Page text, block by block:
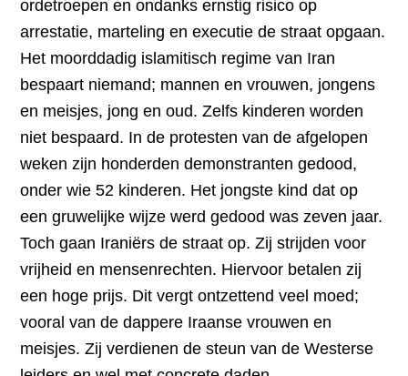
ordetroepen en ondanks ernstig risico op
arrestatie, marteling en executie de straat opgaan.
Het moorddadig islamitisch regime van Iran
bespaart niemand; mannen en vrouwen, jongens
en meisjes, jong en oud. Zelfs kinderen worden
niet bespaard. In de protesten van de afgelopen
weken zijn honderden demonstranten gedood,
onder wie 52 kinderen. Het jongste kind dat op
een gruwelijke wijze werd gedood was zeven jaar.
Toch gaan Iraniërs de straat op. Zij strijden voor
vrijheid en mensenrechten. Hiervoor betalen zij
een hoge prijs. Dit vergt ontzettend veel moed;
vooral van de dappere Iraanse vrouwen en
meisjes. Zij verdienen de steun van de Westerse